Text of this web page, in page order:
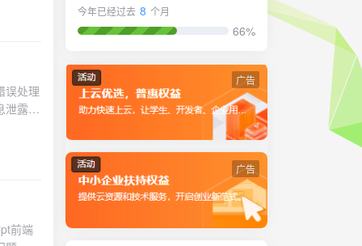
时
颈
行超
置自
将
用预
=
PHP
ID：
$template = __DIR__ . '/templates/http_error.php'; if (file_exists($template)) { ob_start(); include $template; return ob_get_clean(); } return "<h1>Error {$e->getStatusCode()}</h1><p>" . htmlspecialchars($e->getMessage()) . "</p>"; } /** * 渲染错误模板 */ private function renderErrorTemplate(Throwable $e): string { $template = __DIR__ . '/templates/error.php'; if (file_exists($template)) { ob_start(); $exception = $e; // 传递给模板使用 include $template; return ob_get_clean(); } return $this->debugMode ? "<pre>" . htmlspecialchars($e->getMessage() . "\n" . $e->getTraceAsString()) . "</pre>" :
useEffect, useRef } from 'react'; /** * 自定义防抖搜索Hook */ function useDebounceSearch(searchFunction, delay = 300) { const [searchTerm, setSearchTerm] = useState(''); const [results, setResults] = useState([]); const [loading, setLoading] = useState(false); const [error, setError] = useState(null); const debounceRef = useRef(null); const abortControllerRef = useRef(null); useEffect(() => { if (debounceRef.current) { clearTimeout(debounceRef.current); } if (abortControllerRef.current) { abortContro
今年已经过去 8 个月
66%
广告
广告